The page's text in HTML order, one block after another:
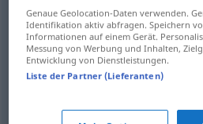
sie traf dieEntscheidungaus dem
αποφάσισεχωρίςνα το
die Prognose traf ins Schwarze
Genaue Geolocation-Daten verwenden.
Identifikation aktiv abfragen. Speichern
Informationen auf einem Gerät.
Messung von Werbung und Inhalten,
Entwicklung von Dienstleistungen.
Liste der Partner (Lieferanten)